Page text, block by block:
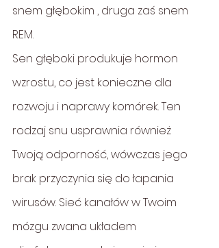
snem głębokim , druga zaś snem
REM.
Sen głęboki produkuje hormon
wzrostu, co jest konieczne dla
rozwoju i naprawy komórek. Ten
rodzaj snu usprawnia również
Twoją odporność, wówczas jego
brak przyczynia się do łapania
wirusów. Sieć kanałów w Twoim
mózgu zwana układem